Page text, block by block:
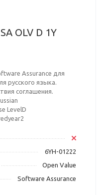
OLV D 1Y
Assurance для
русского языка.
соглашения.
LevelD
6YH-01222
Open Value
Software Assurance